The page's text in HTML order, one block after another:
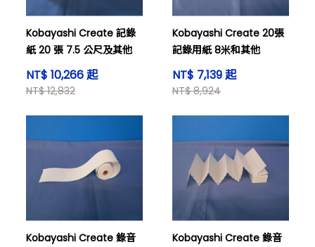
Kobayashi Create 記錄
紙 20 張 7.5 公尺及其他
NT$ 10,266 起
NT$ 12,832
Kobayashi Create 20張
記錄用紙 8米和其他
NT$ 7,139 起
NT$ 8,924
Kobayashi Create 錄音
Kobayashi Create 錄音